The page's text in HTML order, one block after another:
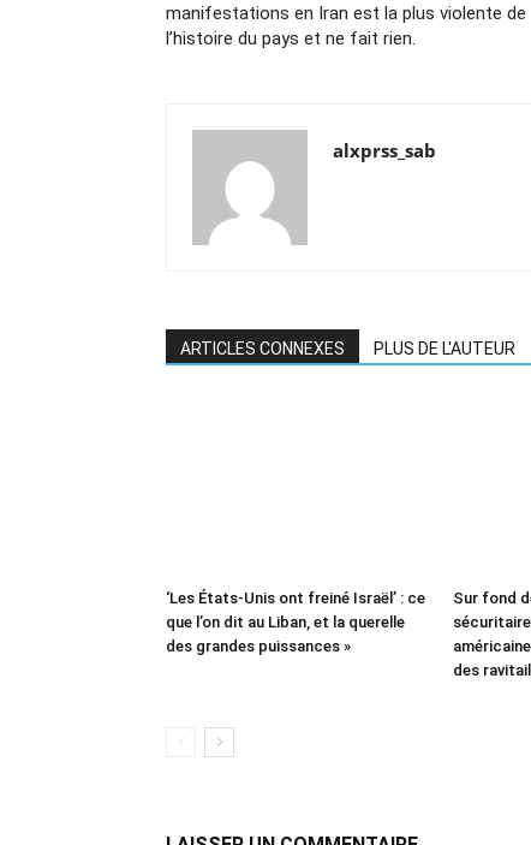
manifestations en Iran est la plus violente de
l’histoire du pays et ne fait rien.
alxprss_sab
ARTICLES CONNEXES PLUS DE L'AUTEUR
‘Les États-Unis ont freiné Israël’ : ce
que l’on dit au Liban, et la querelle
des grandes puissances »
Sur fond
des